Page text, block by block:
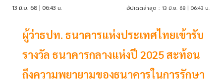
13 มิ.ย. 68 | 06:43 น. อัปเดตล่าสุด : 13 มิ.ย. 68 | 06:43 น.
ผู้ว่าธปท. ธนาคารแห่งประเทศไทยเข้ารับ
รางวัล ธนาคารกลางแห่งปี 2025 สะท้อน
ถึงความพยายามของธนาคารในการรักษา